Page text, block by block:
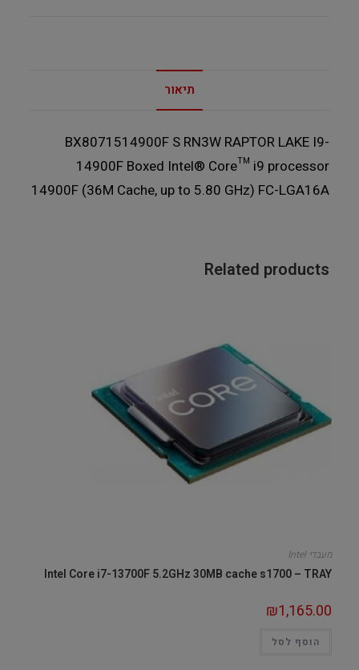
תיאור
BX8071514900F S RN3W RAPTOR LAKE I9-
14900F Boxed Intel® Core™ i9 processor
14900F (36M Cache, up to 5.80 GHz) FC-LGA16A
Related products
מעבדי Intel
Intel Core i7-13700F 5.2GHz 30MB cache s1700 – TRAY
₪1,165.00
הוסף לסל